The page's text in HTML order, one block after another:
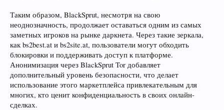
Таким образом, BlackSprut, несмотря на свою
неоднозначность, продолжает оставаться одним из самых
заметных игроков на рынке даркнета. Через такие зеркала,
как bs2best.at и bs2site.at, пользователи могут обходить
блокировки и поддерживать доступ к платформе.
Анонимизация через BlackSprut Tor добавляет
дополнительный уровень безопасности, что делает
использование этого маркетплейса привлекательным для
многих, кто ценит конфиденциальность в своих онлайн-
сделках.